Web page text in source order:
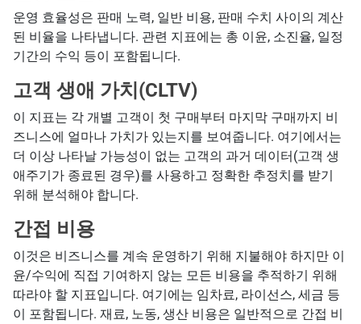
운영 효율성은 판매 노력, 일반 비용, 판매 수치 사이의 계산
된 비율을 나타냅니다. 관련 지표에는 총 이윤, 소진율, 일정
기간의 수익 등이 포함됩니다.
고객 생애 가치(CLTV)
이 지표는 각 개별 고객이 첫 구매부터 마지막 구매까지 비
즈니스에 얼마나 가치가 있는지를 보여줍니다. 여기에서는
더 이상 나타날 가능성이 없는 고객의 과거 데이터(고객 생
애주기가 종료된 경우)를 사용하고 정확한 추정치를 받기
위해 분석해야 합니다.
간접 비용
이것은 비즈니스를 계속 운영하기 위해 지불해야 하지만 이
윤/수익에 직접 기여하지 않는 모든 비용을 추적하기 위해
따라야 할 지표입니다. 여기에는 임차료, 라이선스, 세금 등
이 포함됩니다. 재료, 노동, 생산 비용은 일반적으로 간접 비